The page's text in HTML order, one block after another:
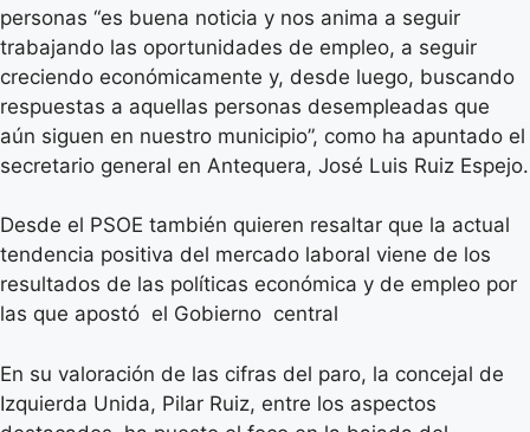
personas “es buena noticia y nos anima a seguir
trabajando las oportunidades de empleo, a seguir
creciendo económicamente y, desde luego, buscando
respuestas a aquellas personas desempleadas que
aún siguen en nuestro municipio”, como ha apuntado el
secretario general en Antequera, José Luis Ruiz Espejo.
Desde el PSOE también quieren resaltar que la actual
tendencia positiva del mercado laboral viene de los
resultados de las políticas económica y de empleo por
las que apostó el Gobierno central
En su valoración de las cifras del paro, la concejal de
Izquierda Unida, Pilar Ruiz, entre los aspectos